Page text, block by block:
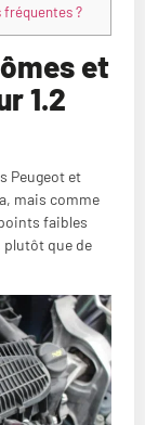
fréquentes ?
et
1.2
Peugeot et
mais comme
faibles
plutôt que de